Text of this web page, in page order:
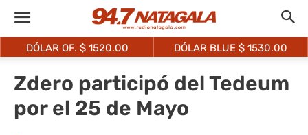
DÓLAR OF. $ 1520.00 DÓLAR BLUE $ 1530.00
Zdero participó del Tedeum
por el 25 de Mayo